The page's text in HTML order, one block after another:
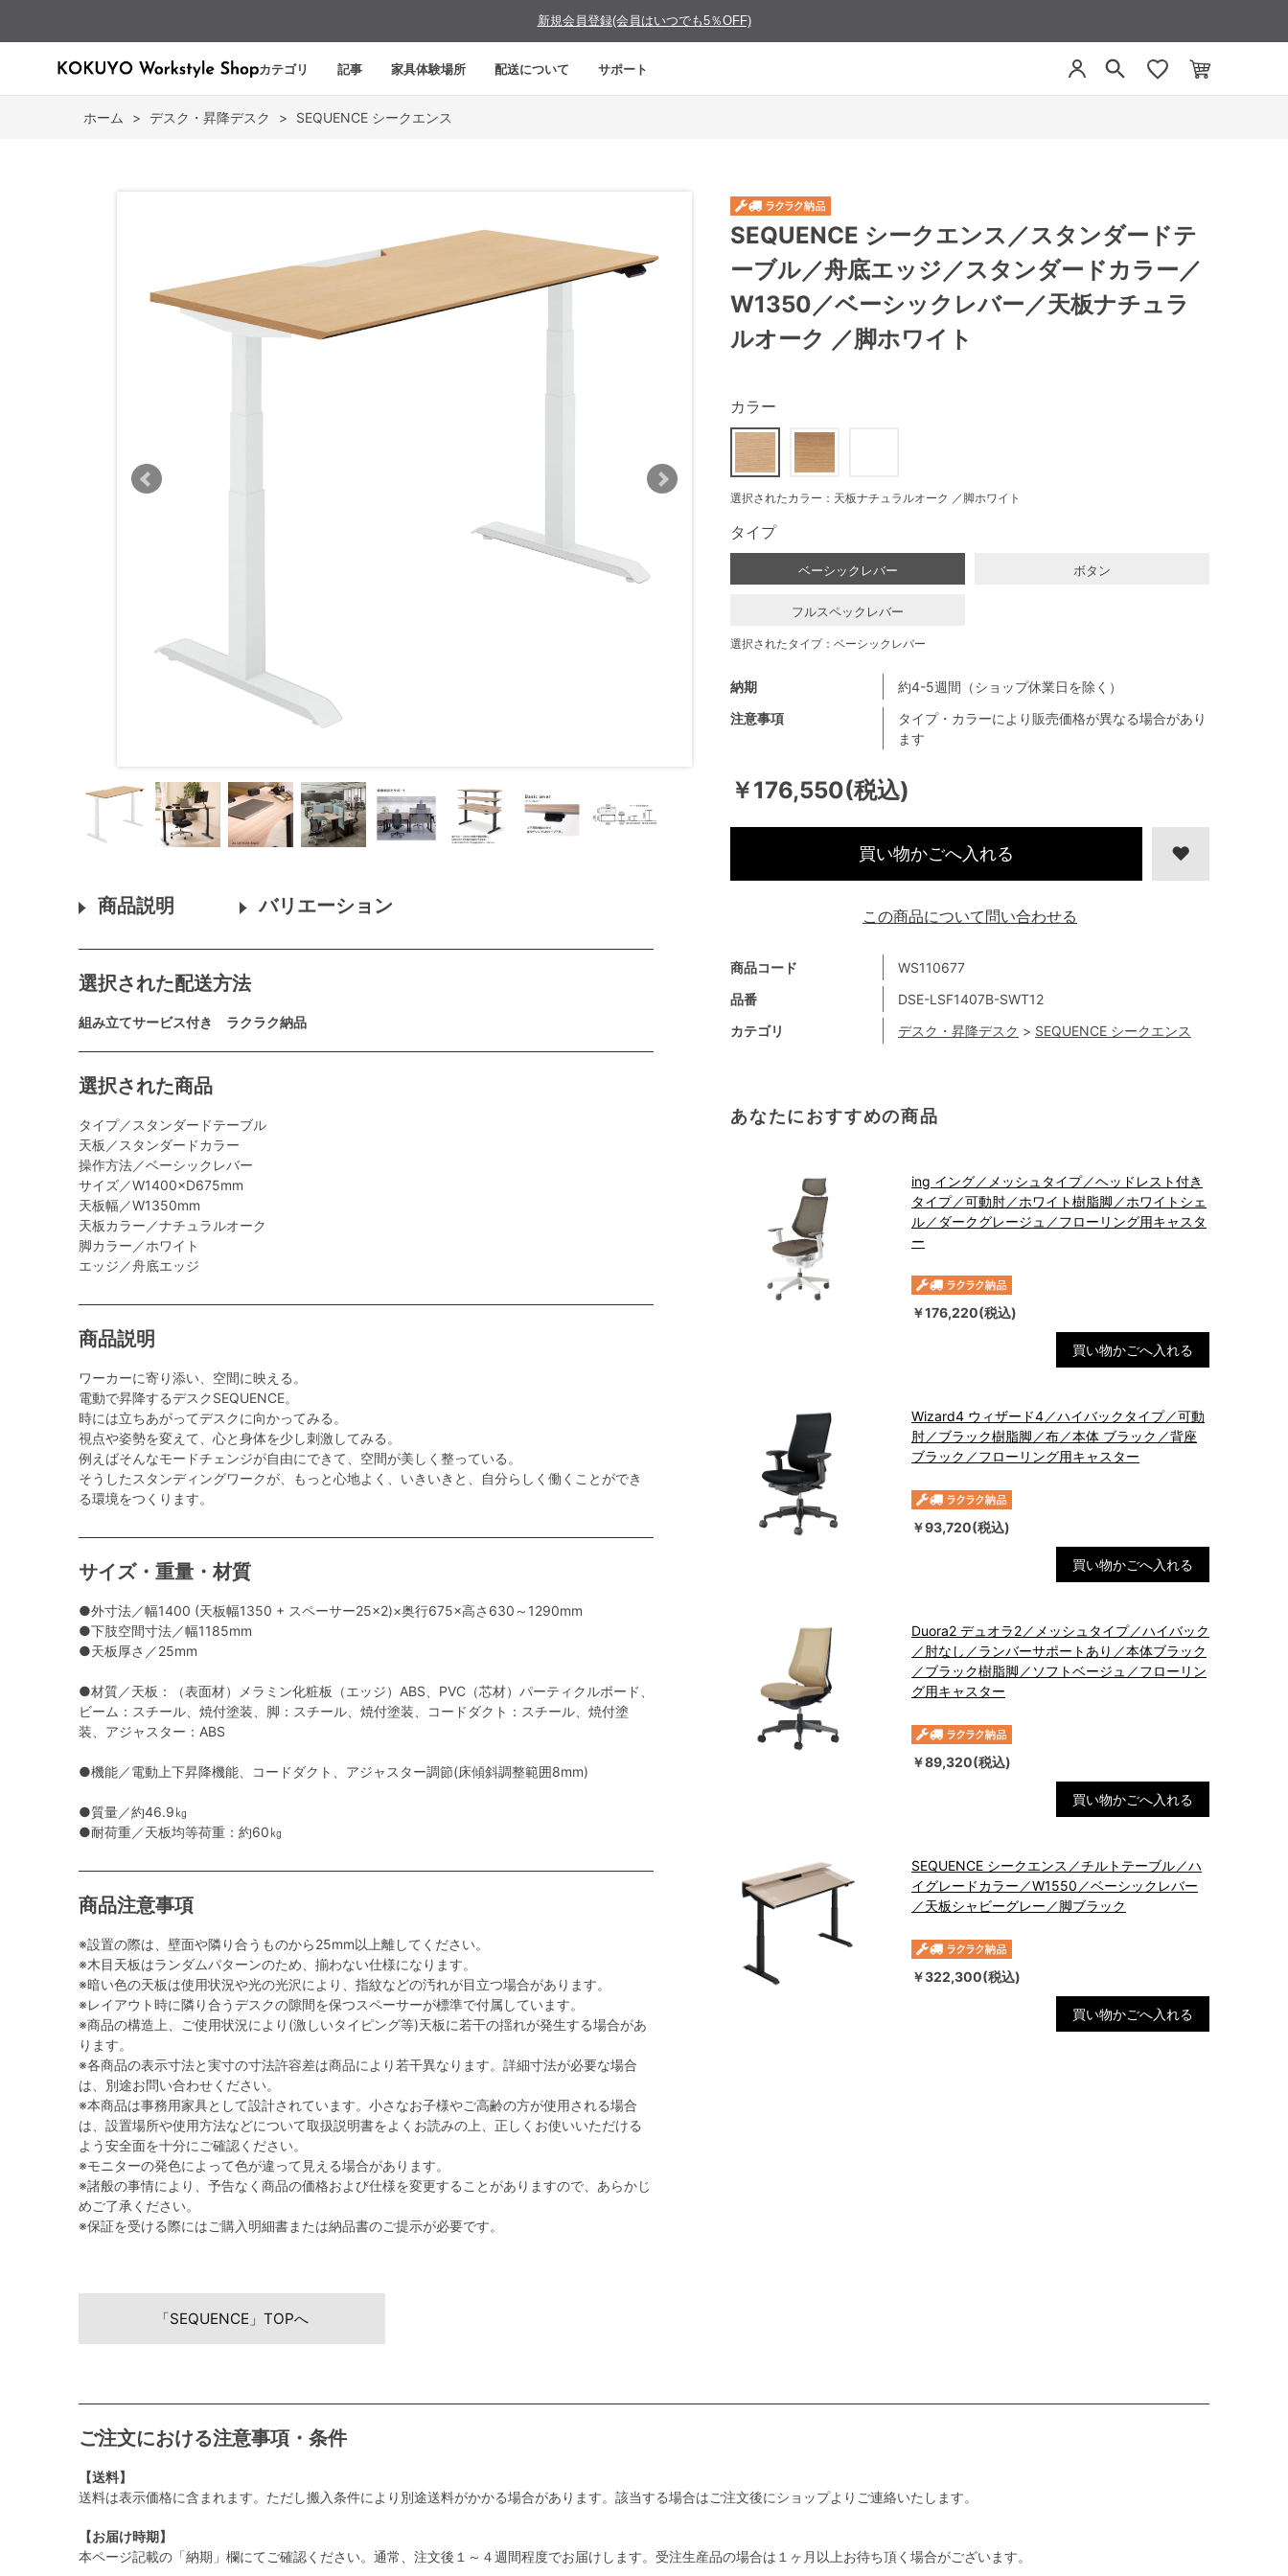
新規会員登録(会員はいつでも5％OFF)
カテゴリ 記事 家具体験場所 配送について サポート
ホーム > デスク・昇降デスク > SEQUENCE シークエンス
商品説明 バリエーション
選択された配送方法
組み立てサービス付き ラクラク納品
選択された商品
タイプ／スタンダードテーブル
天板／スタンダードカラー
操作方法／ベーシックレバー
サイズ／W1400×D675mm
天板幅／W1350mm
天板カラー／ナチュラルオーク
脚カラー／ホワイト
エッジ／舟底エッジ
商品説明
ワーカーに寄り添い、空間に映える。
電動で昇降するデスクSEQUENCE。
時には立ちあがってデスクに向かってみる。
視点や姿勢を変えて、心と身体を少し刺激してみる。
例えばそんなモードチェンジが自由にできて、空間が美しく整っている。
そうしたスタンディングワークが、もっと心地よく、いきいきと、自分らしく働くことができ
る環境をつくります。
サイズ・重量・材質
●外寸法／幅1400 (天板幅1350 + スペーサー25×2)×奥行675×高さ630～1290mm
●下肢空間寸法／幅1185mm
●天板厚さ／25mm
●材質／天板：（表面材）メラミン化粧板（エッジ）ABS、PVC（芯材）パーティクルボード、
ビーム：スチール、焼付塗装、脚：スチール、焼付塗装、コードダクト：スチール、焼付塗
装、アジャスター：ABS
●機能／電動上下昇降機能、コードダクト、アジャスター調節(床傾斜調整範囲8mm)
●質量／約46.9㎏
●耐荷重／天板均等荷重：約60㎏
商品注意事項
※設置の際は、壁面や隣り合うものから25mm以上離してください。
※木目天板はランダムパターンのため、揃わない仕様になります。
※暗い色の天板は使用状況や光の光沢により、指紋などの汚れが目立つ場合があります。
※レイアウト時に隣り合うデスクの隙間を保つスペーサーが標準で付属しています。
※商品の構造上、ご使用状況により(激しいタイピング等)天板に若干の揺れが発生する場合があ
ります。
※各商品の表示寸法と実寸の寸法許容差は商品により若干異なります。詳細寸法が必要な場合
は、別途お問い合わせください。
※本商品は事務用家具として設計されています。小さなお子様やご高齢の方が使用される場合
は、設置場所や使用方法などについて取扱説明書をよくお読みの上、正しくお使いいただける
よう安全面を十分にご確認ください。
※モニターの発色によって色が違って見える場合があります。
※諸般の事情により、予告なく商品の価格および仕様を変更することがありますので、あらかじ
めご了承ください。
※保証を受ける際にはご購入明細書または納品書のご提示が必要です。
SEQUENCE シークエンス／スタンダードテ
ーブル／舟底エッジ／スタンダードカラー／
W1350／ベーシックレバー／天板ナチュラ
ルオーク ／脚ホワイト
￥176,550(税込)
商品コード
WS110677
品番
DSE-LSF1407B-SWT12
カテゴリ
デスク・昇降デスク > SEQUENCE シークエンス
注意事項
タイプ・カラーにより販売価格が異なる場合があり
ます
納期 約4-5週間（ショップ休業日を除く）
カラー
選択されたカラー：天板ナチュラルオーク ／脚ホワイト
タイプ
ベーシックレバー ボタン
フルスペックレバー
選択されたタイプ：ベーシックレバー
買い物かごへ入れる
あなたにおすすめの商品
ing イング／メッシュタイプ／ヘッドレスト付き
タイプ／可動肘／ホワイト樹脂脚／ホワイトシェ
ル／ダークグレージュ／フローリング用キャスタ
ー
￥176,220(税込)
買い物かごへ入れる
Wizard4 ウィザード4／ハイバックタイプ／可動
肘／ブラック樹脂脚／布／本体 ブラック／背座
ブラック／フローリング用キャスター
￥93,720(税込)
買い物かごへ入れる
Duora2 デュオラ2／メッシュタイプ／ハイバック
／肘なし／ランバーサポートあり／本体ブラック
／ブラック樹脂脚／ソフトベージュ／フローリン
グ用キャスター
￥89,320(税込)
買い物かごへ入れる
SEQUENCE シークエンス／チルトテーブル／ハ
イグレードカラー／W1550／ベーシックレバー
／天板シャビーグレー／脚ブラック
￥322,300(税込)
買い物かごへ入れる
この商品について問い合わせる
「SEQUENCE」TOPへ
ご注文における注意事項・条件
【送料】
送料は表示価格に含まれます。ただし搬入条件により別途送料がかかる場合があります。該当する場合はご注文後にショップよりご連絡いたします。
【お届け時期】
本ページ記載の「納期」欄にてご確認ください。通常、注文後１～４週間程度でお届けします。受注生産品の場合は１ヶ月以上お待ち頂く場合がございます。